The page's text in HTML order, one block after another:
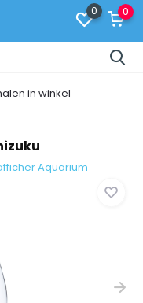
0 0
in winkel
Aquarium